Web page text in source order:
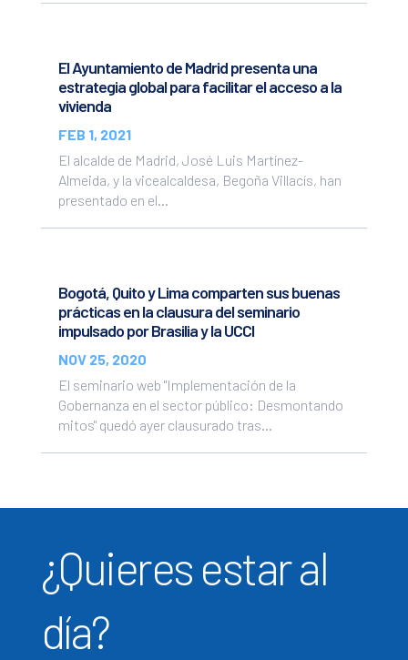
El Ayuntamiento de Madrid presenta una
estrategia global para facilitar el acceso a la
vivienda
FEB 1, 2021
El alcalde de Madrid, José Luis Martínez-
Almeida, y la vicealcaldesa, Begoña Villacís, han
presentado en el...
Bogotá, Quito y Lima comparten sus buenas
prácticas en la clausura del seminario
impulsado por Brasilia y la UCCI
NOV 25, 2020
El seminario web "Implementación de la
Gobernanza en el sector público: Desmontando
mitos" quedó ayer clausurado tras...
¿Quieres estar al
día?